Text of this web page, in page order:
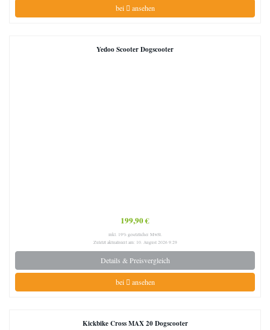
bei ansehen
Yedoo Scooter Dogscooter
199,90 €
inkl. 19% gesetzlicher MwSt.
Zuletzt aktualisiert am: 10. August 2026 9:29
Details & Preisvergleich
bei ansehen
Kickbike Cross MAX 20 Dogscooter